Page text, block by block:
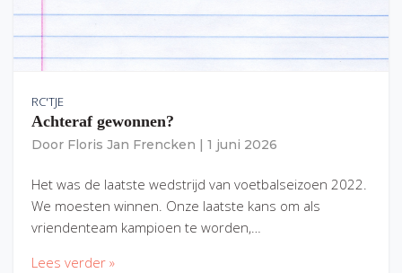
RC'TJE
Achteraf gewonnen?
Door Floris Jan Frencken 1 juni 2026
Het was de laatste wedstrijd van voetbalseizoen 2022.
We moesten winnen. Onze laatste kans om als
vriendenteam kampioen te worden,…
Lees verder »